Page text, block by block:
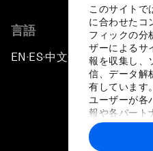
このサイトで
に合わせたコ
フィックの分
ザーによるサ
報を収集し、
信、データ解
有しています
ユーザーが各
報や各パート
に収集され
トナーによっ
言語
EN ▪ES▪中文▪ 日本語